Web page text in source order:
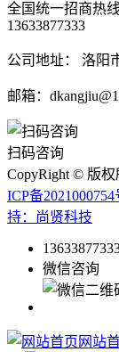
全国统一招商热线
13633877333
公司地址： 洛阳
邮箱：
扫码咨询
CopyRight © 版
ICP备2021000754
持：尚贤科技
微信咨询
网站